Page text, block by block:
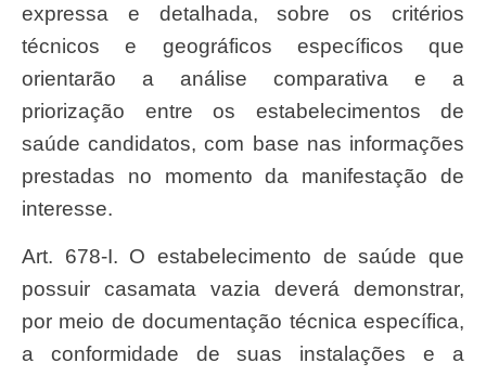
expressa e detalhada, sobre os critérios
técnicos e geográficos específicos que
orientarão a análise comparativa e a
priorização entre os estabelecimentos de
saúde candidatos, com base nas informações
prestadas no momento da manifestação de
interesse.
Art. 678-I. O estabelecimento de saúde que
possuir casamata vazia deverá demonstrar,
por meio de documentação técnica específica,
a conformidade de suas instalações e a